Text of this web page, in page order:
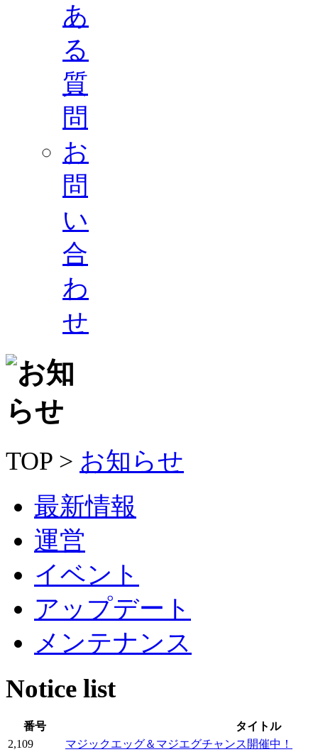
あ
る
質
問
お
問
い
合
わ
せ
TOP > お知らせ
最新情報
運営
イベント
アップデート
メンテナンス
Notice list
番号
タイトル
2,109
マジックエッグ＆マジエグチャンス開催中！